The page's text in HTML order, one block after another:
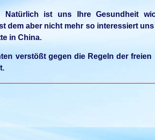
Natürlich ist uns Ihre Gesundheit
dem aber nicht mehr so interessiert
in China.
verstößt gegen die Regeln der freien